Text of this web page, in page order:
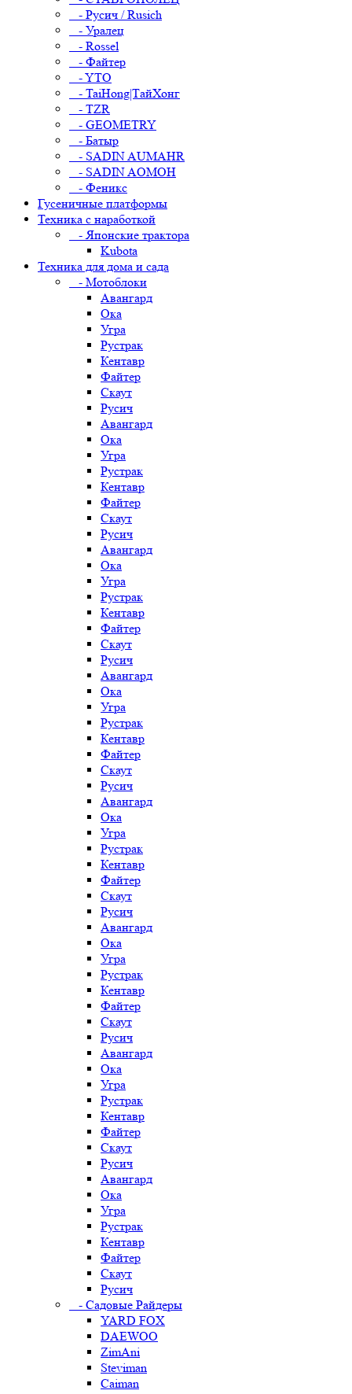
- Русич / Rusich
- Уралец
- Rossel
- Файтер
- YTO
- TaiHong|ТайХонг
- TZR
- GEOMETRY
- Батыр
- SADIN AUMAHR
- SADIN AOMOH
- Феникс
Гусеничные платформы
Техника с наработкой
- Японские трактора
Kubota
Техника для дома и сада
- Мотоблоки
Авангард
Ока
Угра
Рустрак
Кентавр
Файтер
Скаут
Русич
Авангард
Ока
Угра
Рустрак
Кентавр
Файтер
Скаут
Русич
Авангард
Ока
Угра
Рустрак
Кентавр
Файтер
Скаут
Русич
Авангард
Ока
Угра
Рустрак
Кентавр
Файтер
Скаут
Русич
Авангард
Ока
Угра
Рустрак
Кентавр
Файтер
Скаут
Русич
Авангард
Ока
Угра
Рустрак
Кентавр
Файтер
Скаут
Русич
Авангард
Ока
Угра
Рустрак
Кентавр
Файтер
Скаут
Русич
Авангард
Ока
Угра
Рустрак
Кентавр
Файтер
Скаут
Русич
- Садовые Райдеры
YARD FOX
DAEWOO
ZimAni
Steviman
Caiman